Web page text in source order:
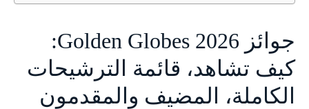
جوائز Golden Globes 2026:
كيف تشاهد، قائمة الترشيحات
الكاملة، المضيف والمقدمون